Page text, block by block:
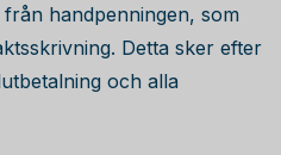
handpenningen, som
Detta sker efter
och alla